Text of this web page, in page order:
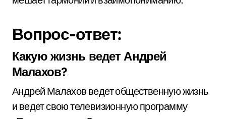
Вопрос-ответ:
Какую жизнь ведет Андрей
Малахов?
Андрей Малахов ведет общественную жизнь
и ведет свою телевизионную программу